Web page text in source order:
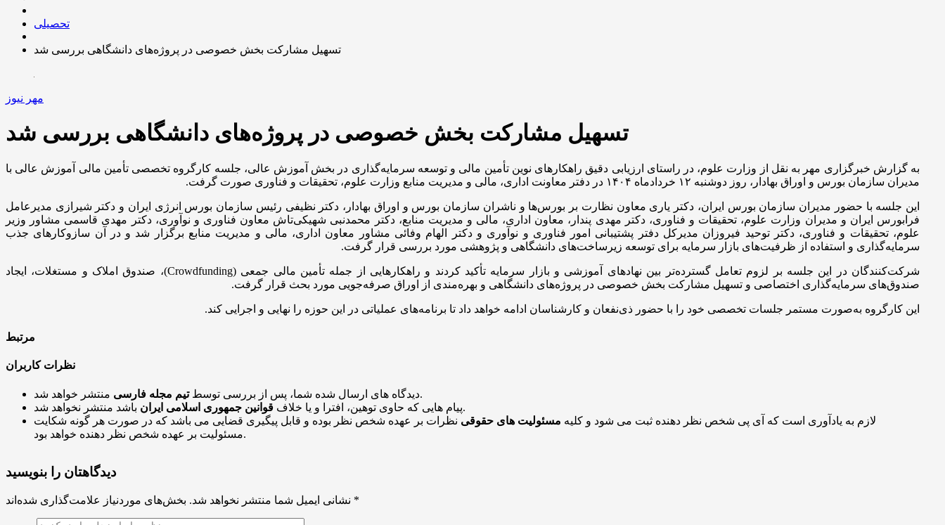
تحصیلی
تسهیل مشارکت بخش خصوصی در پروژه‌های دانشگاهی بررسی شد
مهر نیوز
تسهیل مشارکت بخش خصوصی در پروژه‌های دانشگاهی بررسی شد
به گزارش خبرگزاری مهر به نقل از وزارت علوم، در راستای ارزیابی دقیق راهکارهای نوین تأمین مالی و توسعه سرمایه‌گذاری در بخش آموزش عالی، جلسه کارگروه تخصصی تأمین مالی آموزش عالی با
مدیران سازمان بورس و اوراق بهادار، روز دوشنبه ۱۲ خردادماه ۱۴۰۴ در دفتر معاونت اداری، مالی و مدیریت منابع وزارت علوم، تحقیقات و فناوری صورت گرفت.
این جلسه با حضور مدیران سازمان بورس ایران، دکتر یاری معاون نظارت بر بورس‌ها و ناشران سازمان بورس و اوراق بهادار، دکتر نظیفی رئیس سازمان بورس انرژی ایران و دکتر شیرازی مدیرعامل
فرابورس ایران و مدیران وزارت علوم، تحقیقات و فناوری، دکتر مهدی پندار، معاون اداری، مالی و مدیریت منابع، دکتر محمدنبی شهیکی‌تاش معاون فناوری و نوآوری، دکتر مهدی قاسمی مشاور وزیر
علوم، تحقیقات و فناوری، دکتر توحید فیروزان مدیرکل دفتر پشتیبانی امور فناوری و نوآوری و دکتر الهام وفائی مشاور معاون اداری، مالی و مدیریت منابع برگزار شد و در آن سازوکارهای جذب
سرمایه‌گذاری و استفاده از ظرفیت‌های بازار سرمایه برای توسعه زیرساخت‌های دانشگاهی و پژوهشی مورد بررسی قرار گرفت.
شرکت‌کنندگان در این جلسه بر لزوم تعامل گسترده‌تر بین نهادهای آموزشی و بازار سرمایه تأکید کردند و راهکارهایی از جمله تأمین مالی جمعی (Crowdfunding)، صندوق املاک و مستغلات، ایجاد
صندوق‌های سرمایه‌گذاری اختصاصی و تسهیل مشارکت بخش خصوصی در پروژه‌های دانشگاهی و بهره‌مندی از اوراق صرفه‌جویی مورد بحث قرار گرفت.
این کارگروه به‌صورت مستمر جلسات تخصصی خود را با حضور ذی‌نفعان و کارشناسان ادامه خواهد داد تا برنامه‌های عملیاتی در این حوزه را نهایی و اجرایی کند.
مرتبط
نظرات کاربران
دیدگاه های ارسال شده شما، پس از بررسی توسطتیم مجله فارسی
منتشر خواهد شد.
پیام هایی که حاوی توهین، افترا و یا خلاف قوانین جمهوری اسلامی ایران
باشد منتشر نخواهد شد.
لازم به یادآوری است که آی پی شخص نظر دهنده ثبت می شود و کلیه مسئولیت های حقوقی نظرات بر عهده شخص نظر بوده و قابل پیگیری قضایی می باشد که در صورت هر گونه شکایت
مسئولیت بر عهده شخص نظر دهنده خواهد بود.
دیدگاهتان را بنویسید
نشانی ایمیل شما منتشر نخواهد شد. *